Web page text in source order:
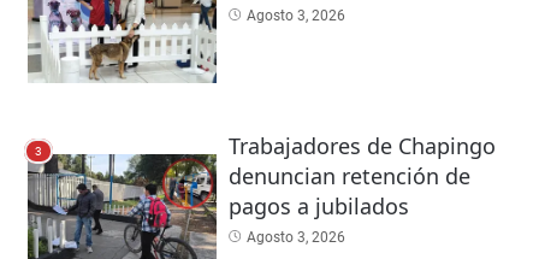
Agosto 3, 2026
3
Trabajadores de Chapingo
denuncian retención de
pagos a jubilados
Agosto 3, 2026